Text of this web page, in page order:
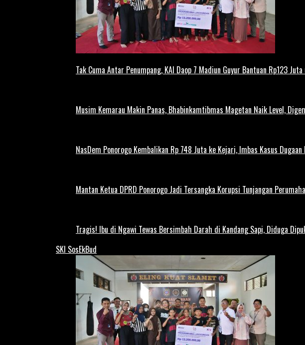
Tak Cuma Antar Penumpang, KAI Daop 7 Madiun Guyur Bantuan Rp123
Musim Kemarau Makin Panas, Bhabinkamtibmas Magetan Naik Level,
NasDem Ponorogo Kembalikan Rp 748 Juta ke Kejari, Imbas Kasus
Mantan Ketua DPRD Ponorogo Jadi Tersangka Korupsi Tunjangan
Tragis! Ibu di Ngawi Tewas Bersimbah Darah di Kandang Sapi, Diduga
SKI SosEkBud